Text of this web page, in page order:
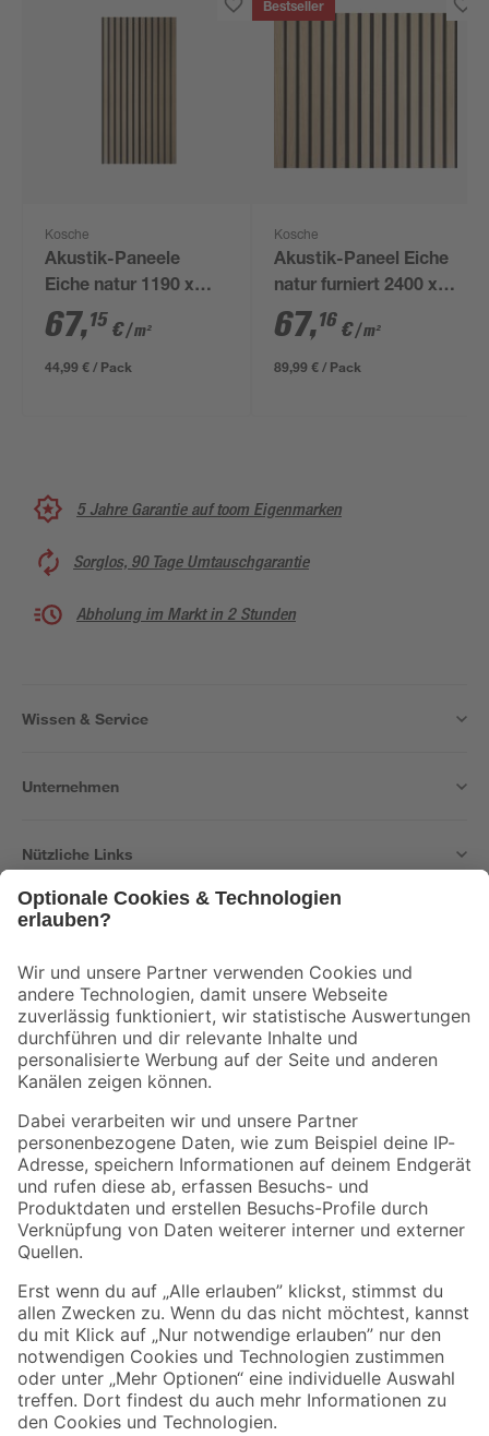
Kosche
Akustik-Paneele
Eiche natur 1190 x
561 x 19 mm
67,15 €/ m²
44,99 € / Pack
Bestseller
Kosche
Akustik-Paneel Eiche
natur furniert 2400 x
561 x 19 mm
67,16 €/ m²
89,99 € / Pack
5 Jahre Garantie auf toom Eigenmarken
Sorglos, 90 Tage Umtauschgarantie
Abholung im Markt in 2 Stunden
Wissen & Service
Unternehmen
Nützliche Links
Der toom Newsletter: Keine Angebote und Aktionen mehr verpassen!
Zur Newsletter Anmeldung
Folge uns
Zahlungsarten Versandarten
Sicher einkaufen
Jetzt die toom-App herunterladen